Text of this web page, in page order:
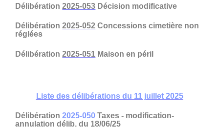
Délibération2025-053 Décision modificative
Délibération2025-052 Concessions cimetière non
réglées
Délibération2025-051 Maison en péril
Liste des délibérations du 11 juillet 2025
Délibération2025-050 Taxes - modification-
annulation délib. du 18/06/25